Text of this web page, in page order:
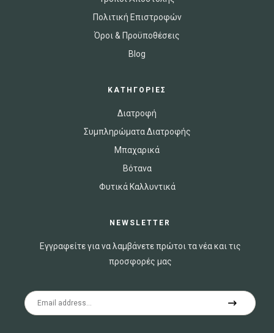
Πολιτική Επιστροφών
Όροι & Προϋποθέσεις
Blog
ΚΑΤΗΓΟΡΙΕΣ
Διατροφή
Συμπληρώματα Διατροφής
Μπαχαρικά
Βότανα
Φυτικά Καλλυντικά
NEWSLETTER
Εγγραφείτε για να λαμβάνετε πρώτοι τα νέα και τις
προσφορές μας